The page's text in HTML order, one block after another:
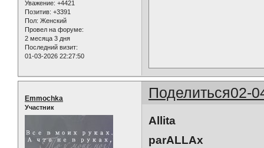
Уважение: +4421
Позитив: +3391
Пол: Женский
Провел на форуме:
2 месяца 3 дня
Последний визит:
01-03-2026 22:27:50
Поделиться02-
Emmochka
Участник
Allita
parALLAx